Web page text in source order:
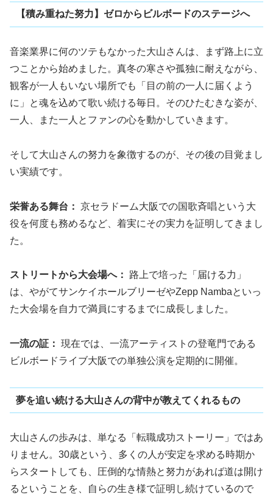
【積み重ねた努力】ゼロからビルボードのステージへ
音楽業界に何のツテもなかった大山さんは、まず路上に立
つことから始めました。真冬の寒さや孤独に耐えながら、
観客が一人もいない場所でも「目の前の一人に届くよう
に」と魂を込めて歌い続ける毎日。そのひたむきな姿が、
一人、また一人とファンの心を動かしていきます。
そして大山さんの努力を象徴するのが、その後の目覚まし
い実績です。
栄誉ある舞台： 京セラドーム大阪での国歌斉唱という大
役を何度も務めるなど、着実にその実力を証明してきまし
た。
ストリートから大会場へ：
路上で培った「届ける力」
は、やがてサンケイホールブリーゼやZepp Nambaといっ
た大会場を自力で満員にするまでに成長しました。
一流の証： 現在では、一流アーティストの登竜門である
ビルボードライブ大阪での単独公演を定期的に開催。
夢を追い続ける大山さんの背中が教えてくれるもの
大山さんの歩みは、単なる「転職成功ストーリー」ではあ
りません。30歳という、多くの人が安定を求める時期か
らスタートしても、圧倒的な情熱と努力があれば道は開け
るということを、自らの生き様で証明し続けているので